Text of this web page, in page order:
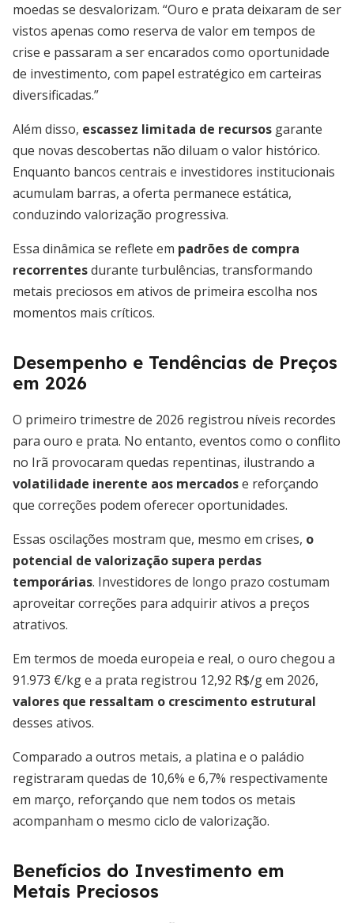
moedas se desvalorizam. “Ouro e prata deixaram de ser
vistos apenas como reserva de valor em tempos de
crise e passaram a ser encarados como oportunidade
de investimento, com papel estratégico em carteiras
diversificadas.”
Além disso, escassez limitada de recursos garante
que novas descobertas não diluam o valor histórico.
Enquanto bancos centrais e investidores institucionais
acumulam barras, a oferta permanece estática,
conduzindo valorização progressiva.
Essa dinâmica se reflete em padrões de compra
recorrentesdurante turbulências, transformando
metais preciosos em ativos de primeira escolha nos
momentos mais críticos.
Desempenho e Tendências de Preços
em 2026
O primeiro trimestre de 2026 registrou níveis recordes
para ouro e prata. No entanto, eventos como o conflito
no Irã provocaram quedas repentinas, ilustrando a
volatilidade inerente aos mercadose reforçando
que correções podem oferecer oportunidades.
Essas oscilações mostram que, mesmo em crises, o
potencial de valorização supera perdas
temporárias. Investidores de longo prazo costumam
aproveitar correções para adquirir ativos a preços
atrativos.
Em termos de moeda europeia e real, o ouro chegou a
91.973 €/kg e a prata registrou 12,92 R$/g em 2026,
valores que ressaltam o crescimento estrutural
desses ativos.
Comparado a outros metais, a platina e o paládio
registraram quedas de 10,6% e 6,7% respectivamente
em março, reforçando que nem todos os metais
acompanham o mesmo ciclo de valorização.
Benefícios do Investimento em
Metais Preciosos